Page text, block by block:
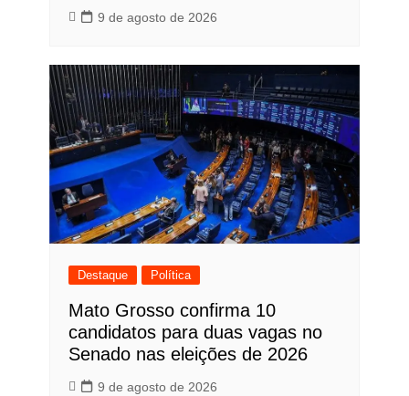
9 de agosto de 2026
Destaque Política
Mato Grosso confirma 10
candidatos para duas vagas no
Senado nas eleições de 2026
9 de agosto de 2026